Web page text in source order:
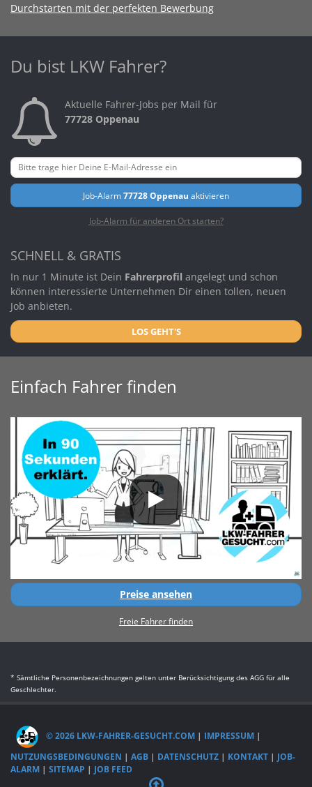
Durchstarten mit der perfekten Bewerbung
Du bist LKW Fahrer?
Aktuelle Fahrer-Jobs per Mail für
77728 Oppenau
Job-Alarm77728 Oppenau aktivieren
Job-Alarm für anderen Ort starten?
SCHNELL & GRATIS
In nur 1 Minute ist Dein Fahrerprofil angelegt und schon
können interessierte Unternehmen Dir einen tollen, neuen
Job anbieten.
LOS GEHT'S
Einfach Fahrer finden
Preise ansehen
Freie Fahrer finden
* Sämtliche Personenbezeichnungen gelten unter Berücksichtigung des AGG für alle
Geschlechter.
© 2026 LKW-FAHRER-GESUCHT.COM | IMPRESSUM |
NUTZUNGSBEDINGUNGEN | AGB | DATENSCHUTZ | KONTAKT | JOB-
ALARM | SITEMAP | JOB FEED